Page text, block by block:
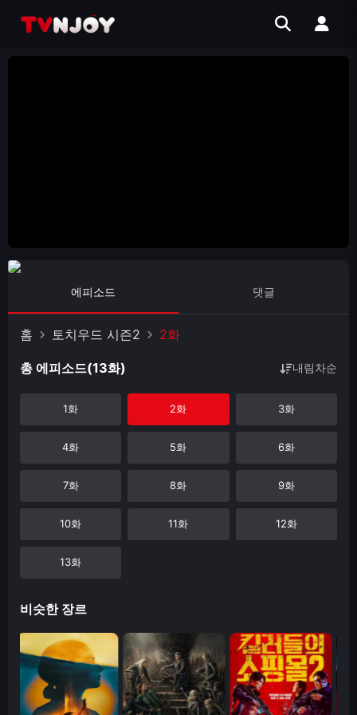
에피소드 댓글
홈 토치우드 시즌2 2화
총 에피소드(13화) 내림차순
1화 2화 3화
4화 5화 6화
7화 8화 9화
10화 11화 12화
13화
비슷한 장르